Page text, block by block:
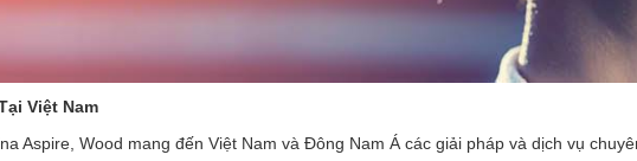
Việt Nam
Aspire, Wood mang đến Việt Nam và Đông Nam Á các giải pháp và dịch vụ